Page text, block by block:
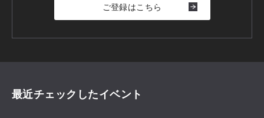
ご登録はこちら
最近チェックしたイベント